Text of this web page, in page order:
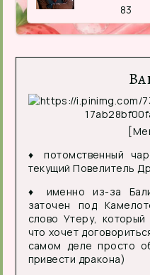
83
♦ потомственный
текущий Повелитель
♦ именно из-за
заточен под
слово Утеру,
что хочет
самом деле просто
привести дракона)